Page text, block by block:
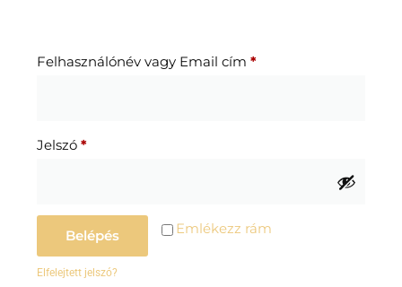
Felhasználónév vagy Email cím *
Jelszó *
Emlékezz rám
Belépés
Elfelejtett jelszó?